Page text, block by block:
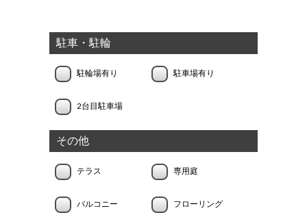
駐車・駐輪
駐輪場有り 駐車場有り
2台目駐車場
その他
テラス 専用庭
バルコニー フローリング